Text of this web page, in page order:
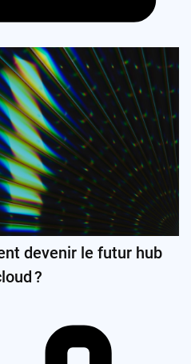
devenir le futur hub
?